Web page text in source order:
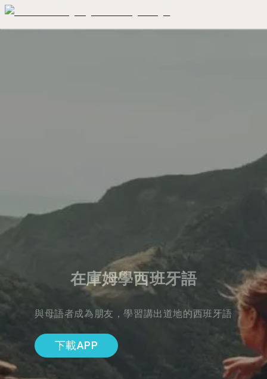
在庫姆學西班牙語
與母語者成為朋友，學習講出道地的西班牙語
下載APP